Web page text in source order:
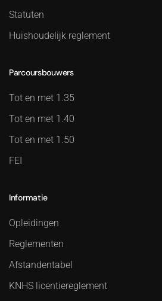
Statuten
Huishoudelijk reglement
Parcoursbouwers
Tot en met 1.35
Tot en met 1.40
Tot en met 1.50
FEI
Informatie
Opleidingen
Reglementen
Afstandentabel
KNHS licentiereglement